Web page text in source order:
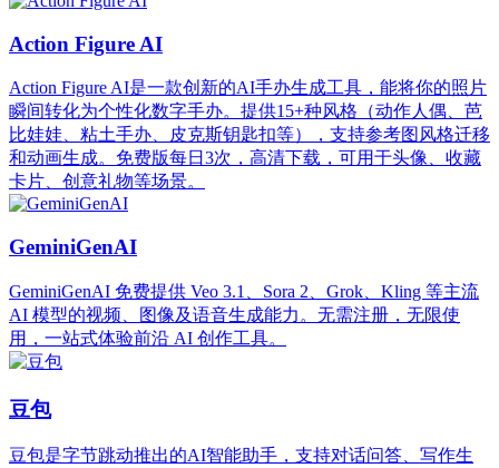
Action Figure AI
Action Figure AI是一款创新的AI手办生成工具，能将你的照片
瞬间转化为个性化数字手办。提供15+种风格（动作人偶、芭
比娃娃、粘土手办、皮克斯钥匙扣等），支持参考图风格迁移
和动画生成。免费版每日3次，高清下载，可用于头像、收藏
卡片、创意礼物等场景。
GeminiGenAI
GeminiGenAI 免费提供 Veo 3.1、Sora 2、Grok、Kling 等主流
AI 模型的视频、图像及语音生成能力。无需注册，无限使
用，一站式体验前沿 AI 创作工具。
豆包
豆包是字节跳动推出的AI智能助手，支持对话问答、写作生